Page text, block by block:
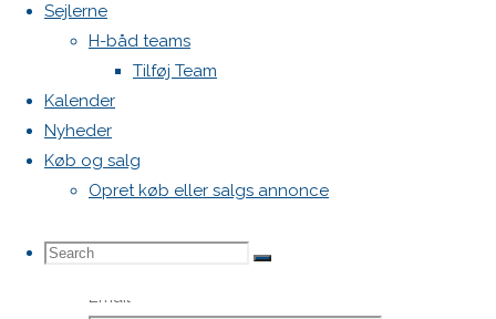
Sejlerne
H-båd teams
Tilføj Team
Kalender
Nyheder
Køb og salg
Opret køb eller salgs annonce
Search
Search
Search
Comment
Email